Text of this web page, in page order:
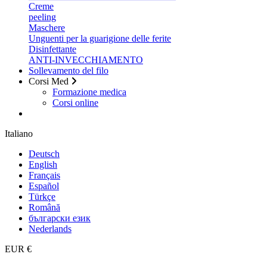
Creme
peeling
Maschere
Unguenti per la guarigione delle ferite
Disinfettante
ANTI-INVECCHIAMENTO
Sollevamento del filo
Corsi Med
Formazione medica
Corsi online
Italiano
Deutsch
English
Français
Español
Türkçe
Română
български език
Nederlands
EUR €